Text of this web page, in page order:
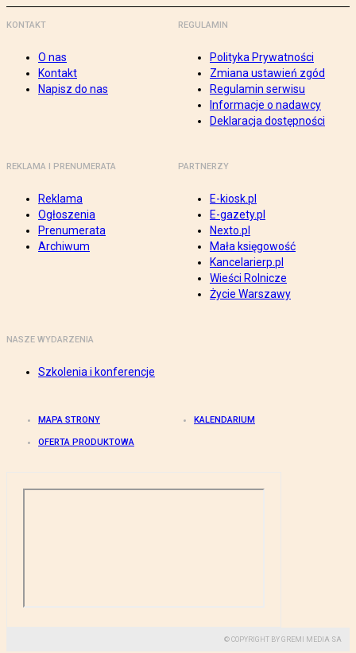
KONTAKT
O nas
Kontakt
Napisz do nas
REGULAMIN
Polityka Prywatności
Zmiana ustawień zgód
Regulamin serwisu
Informacje o nadawcy
Deklaracja dostępności
REKLAMA I PRENUMERATA
Reklama
Ogłoszenia
Prenumerata
Archiwum
PARTNERZY
E-kiosk.pl
E-gazety.pl
Nexto.pl
Mała księgowość
Kancelarierp.pl
Wieści Rolnicze
Życie Warszawy
NASZE WYDARZENIA
Szkolenia i konferencje
MAPA STRONY KALENDARIUM
OFERTA PRODUKTOWA
© COPYRIGHT BY GREMI MEDIA SA